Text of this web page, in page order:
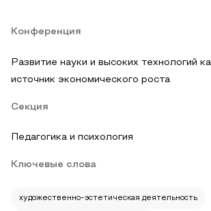
Конференция
Развитие науки и высоких технологий
источник экономического роста
Секция
Педагогика и психология
Ключевые слова
художественно-эстетическая деятельность